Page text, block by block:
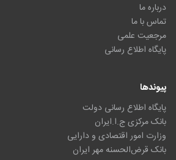
درباره ما
تماس با ما
مرجعیت علمی
پایگاه اطلاع رسانی
پیوندها
پایگاه اطلاع رسانی دولت
بانک مرکزی ج.ا.ایران
وزارت امور اقتصادی و دارایی
بانک قرض‌الحسنه مهر ایران